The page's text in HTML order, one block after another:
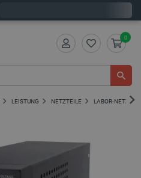
0
LEISTUNG NETZTEILE LABOR-